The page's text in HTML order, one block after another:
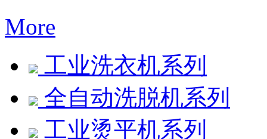
More
工业洗衣机系列
全自动洗脱机系列
工业烫平机系列